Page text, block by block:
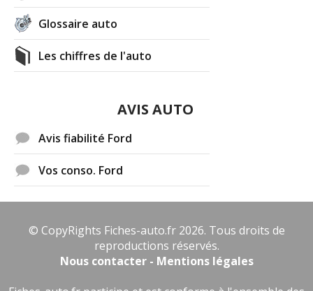
Glossaire auto
Les chiffres de l'auto
AVIS AUTO
Avis fiabilité Ford
Vos conso. Ford
© CopyRights Fiches-auto.fr 2026. Tous droits de
reproductions réservés.
Nous contacter - Mentions légales